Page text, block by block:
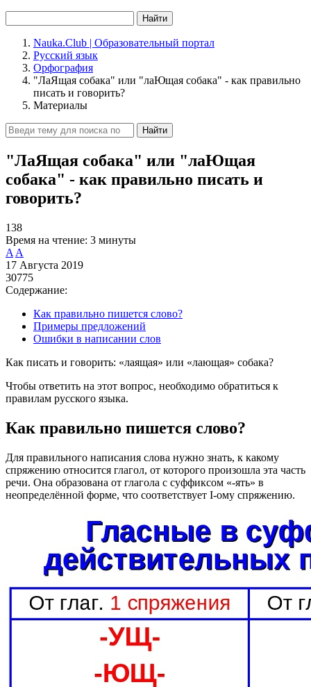
Найти
Nauka.Club | Образовательный портал
Русский язык
Орфография
"ЛаЯщая собака" или "лаЮщая собака" - как правильно
писать и говорить?
Материалы
Найти
"ЛаЯщая собака" или "лаЮщая
собака" - как правильно писать и
говорить?
138
Время на чтение: 3 минуты
A A
17 Августа 2019
30775
Содержание:
Как правильно пишется слово?
Примеры предложений
Ошибки в написании слов
Как писать и говорить: «лаящая» или «лающая» собака?
Чтобы ответить на этот вопрос, необходимо обратиться к
правилам русского языка.
Как правильно пишется слово?
Для правильного написания слова нужно знать, к какому
спряжению относится глагол, от которого произошла эта часть
речи. Она образована от глагола с суффиксом «-ять» в
неопределённой форме, что соответствует I-ому спряжению.